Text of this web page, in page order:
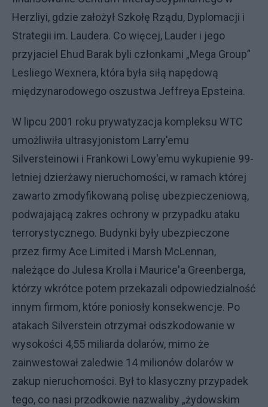
Herzliyi, gdzie założył Szkołę Rządu, Dyplomacji i
Strategii im. Laudera. Co więcej, Lauder i jego
przyjaciel Ehud Barak byli członkami „Mega Group”
Lesliego Wexnera, która była siłą napędową
międzynarodowego oszustwa Jeffreya Epsteina.
W lipcu 2001 roku prywatyzacja kompleksu WTC
umożliwiła ultrasyjonistom Larry'emu
Silversteinowi i Frankowi Lowy'emu wykupienie 99-
letniej dzierżawy nieruchomości, w ramach której
zawarto zmodyfikowaną polisę ubezpieczeniową,
podwajającą zakres ochrony w przypadku ataku
terrorystycznego. Budynki były ubezpieczone
przez firmy Ace Limited i Marsh McLennan,
należące do Julesa Krolla i Maurice'a Greenberga,
którzy wkrótce potem przekazali odpowiedzialność
innym firmom, które poniosły konsekwencje. Po
atakach Silverstein otrzymał odszkodowanie w
wysokości 4,55 miliarda dolarów, mimo że
zainwestował zaledwie 14 milionów dolarów w
zakup nieruchomości. Był to klasyczny przypadek
tego, co nasi przodkowie nazwaliby „żydowskim